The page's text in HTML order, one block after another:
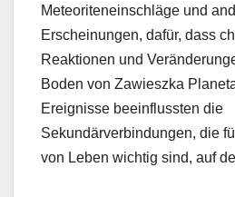
Meteoriteneinschläge und
Erscheinungen, dafür, dass
Reaktionen und
Boden von Zawieszka
Ereignisse beeinflussten die
Sekundärverbindungen, die
von Leben wichtig sind, auf